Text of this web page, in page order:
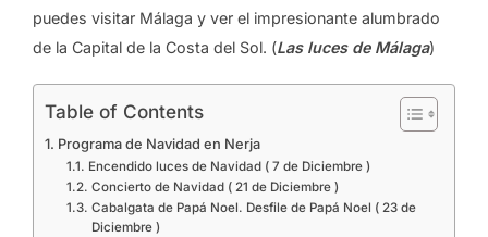
puedes visitar Málaga y ver el impresionante alumbrado
de la Capital de la Costa del Sol. (Las luces de Málaga)
Table of Contents
Programa de Navidad en Nerja
Encendido luces de Navidad ( 7 de Diciembre )
Concierto de Navidad ( 21 de Diciembre )
Cabalgata de Papá Noel. Desfile de Papá Noel ( 23 de
Diciembre )